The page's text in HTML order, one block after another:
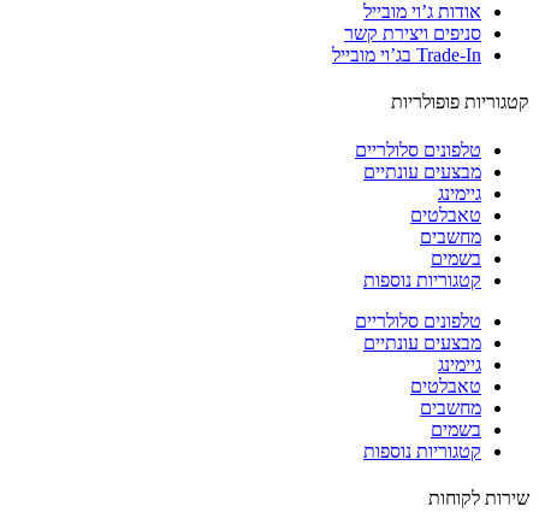
אודות ג’וי מובייל
סניפים ויצירת קשר
Trade-In בג’וי מובייל
פופולריות
טלפונים סלולריים
מבצעים עונתיים
גיימינג
טאבלטים
מחשבים
בשמים
קטגוריות נוספות
טלפונים סלולריים
מבצעים עונתיים
גיימינג
טאבלטים
מחשבים
בשמים
קטגוריות נוספות
לקוחות